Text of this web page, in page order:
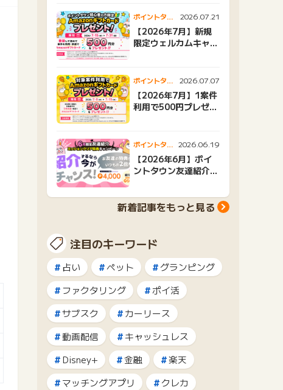
ポイントタウ
ンニュース
2026.07.21
【2026年7月】新規
限定ウェルカムキャン
ポイントタウ
ンニュース
2026.07.07
【2026年7月】1案件
利用で500円プレゼン
ポイントタウ
ンニュース
2026.06.19
【2026年6月】ポイ
ントタウン友達紹介キ
新着記事をもっと見る
注目のキーワード
占い ペット
グランピング
ファクタリング
ポイ活
サブスク
カーリース
動画配信
キャッシュレス
Disney+
金融
楽天
マッチングアプリ
クレカ